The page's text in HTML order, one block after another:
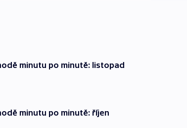
minutu po minutě: listopad
minutu po minutě: říjen